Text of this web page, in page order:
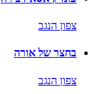
צפון הנגב
בחצר של אורה
צפון הנגב